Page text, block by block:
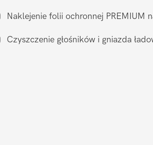
Naklejenie folii ochronnej PREMIUM
Czyszczenie głośników i gniazda